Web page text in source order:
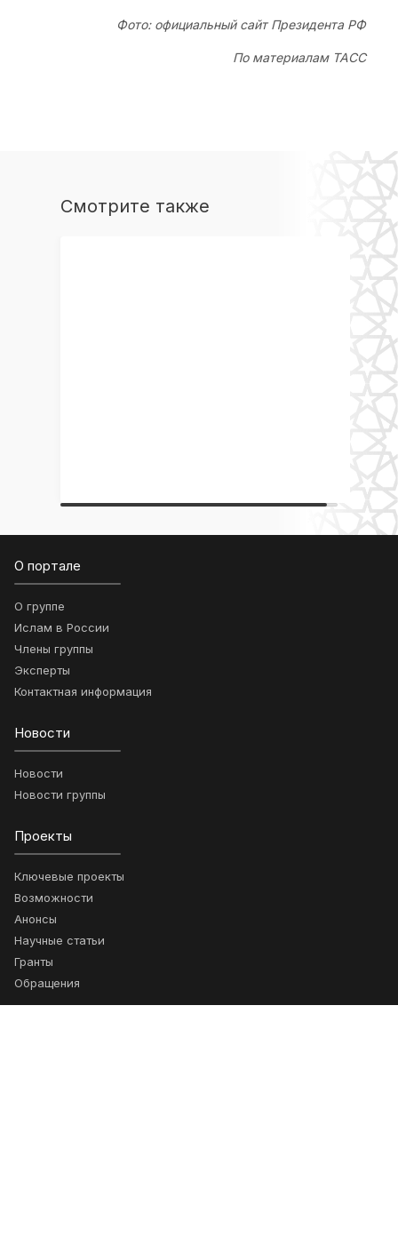
Фото: официальный сайт Президента РФ
По материалам ТАСС
Смотрите также
О портале
О группе
Ислам в России
Члены группы
Эксперты
Контактная информация
Новости
Новости
Новости группы
Проекты
Ключевые проекты
Возможности
Анонсы
Научные статьи
Гранты
Обращения